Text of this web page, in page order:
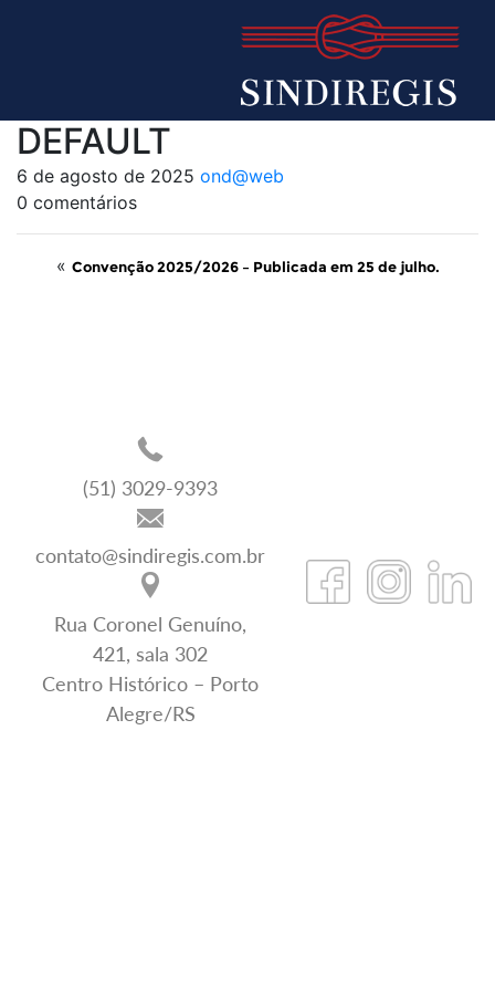
DEFAULT
6 de agosto de 2025 ond@web
0 comentários
« Convenção 2025/2026 – Publicada em 25 de julho.
(51) 3029-9393
contato@sindiregis.com.br
Rua Coronel Genuíno,
421, sala 302
Centro Histórico – Porto
Alegre/RS